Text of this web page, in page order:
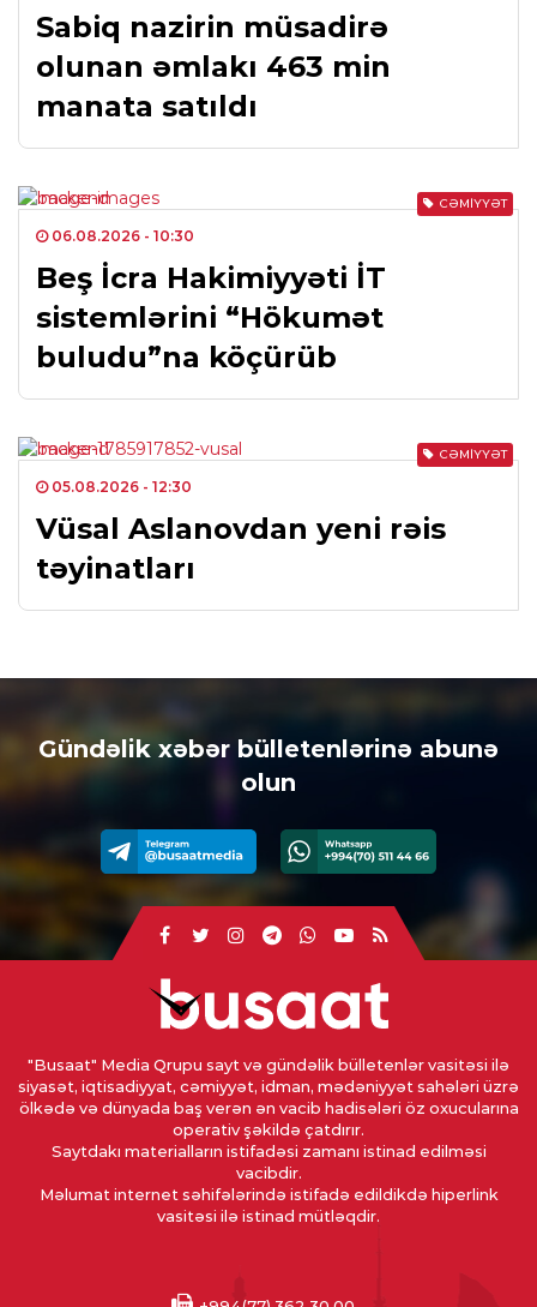
Sabiq nazirin müsadirə
olunan əmlakı 463 min
manata satıldı
CƏMIYYƏT
06.08.2026 - 10:30
Beş İcra Hakimiyyəti İT
sistemlərini “Hökumət
buludu”na köçürüb
CƏMIYYƏT
05.08.2026 - 12:30
Vüsal Aslanovdan yeni rəis
təyinatları
Gündəlik xəbər bülletenlərinə abunə
olun
"Busaat" Media Qrupu sayt və gündəlik bülletenlər vasitəsi ilə
siyasət, iqtisadiyyat, cəmiyyət, idman, mədəniyyət sahələri üzrə
ölkədə və dünyada baş verən ən vacib hadisələri öz oxucularına
operativ şəkildə çatdırır.
Saytdakı materialların istifadəsi zamanı istinad edilməsi
vacibdir.
Məlumat internet səhifələrində istifadə edildikdə hiperlink
vasitəsi ilə istinad mütləqdir.